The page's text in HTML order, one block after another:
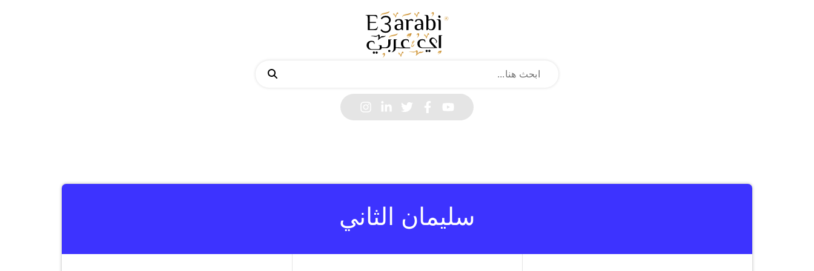
سليمان الثاني